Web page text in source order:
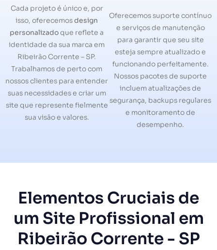
Cada projeto é único e, por
isso, oferecemosdesign
personalizadoque reflete a
identidade da sua marca em
Ribeirão Corrente – SP.
Trabalhamos de perto com
nossos clientes para entender
suas necessidades e criar um
site que represente fielmente
sua visão e valores.
Oferecemos suporte contínuo
e serviços de manutenção
para garantir que seu site
esteja sempre atualizado e
funcionando perfeitamente.
Nossos pacotes de suporte
incluem atualizações de
segurança, backups regulares
e monitoramento de
desempenho.
Elementos Cruciais de
um Site Profissional em
Ribeirão Corrente - SP